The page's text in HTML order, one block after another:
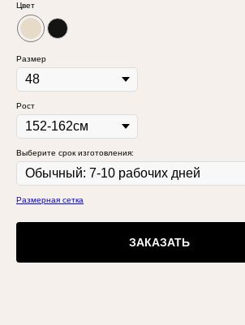
Цвет
Размер
Рост
Выберите срок изготовления:
Размерная сетка
ЗАКАЗАТЬ